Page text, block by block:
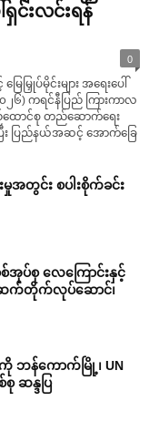
ရှင်းလင်းရန်
0
ြှုပ်မိုင်းများ အရေးပေါ်
၂၆) ကရင်နီပြည် ကြားကာလ
ထောင်စု တည်ဆောက်ရေး
း ပြည်နယ်အဆင့် အောက်ခြေ
အတွင်း စပါးစိုက်ခင်း
ပ်စု လေကြောင်းနှင့်
က်တိုက်လုပ်ဆောင်၊
ဘန်ကောက်မြို့၊ UN
ဆန္ဒပြ